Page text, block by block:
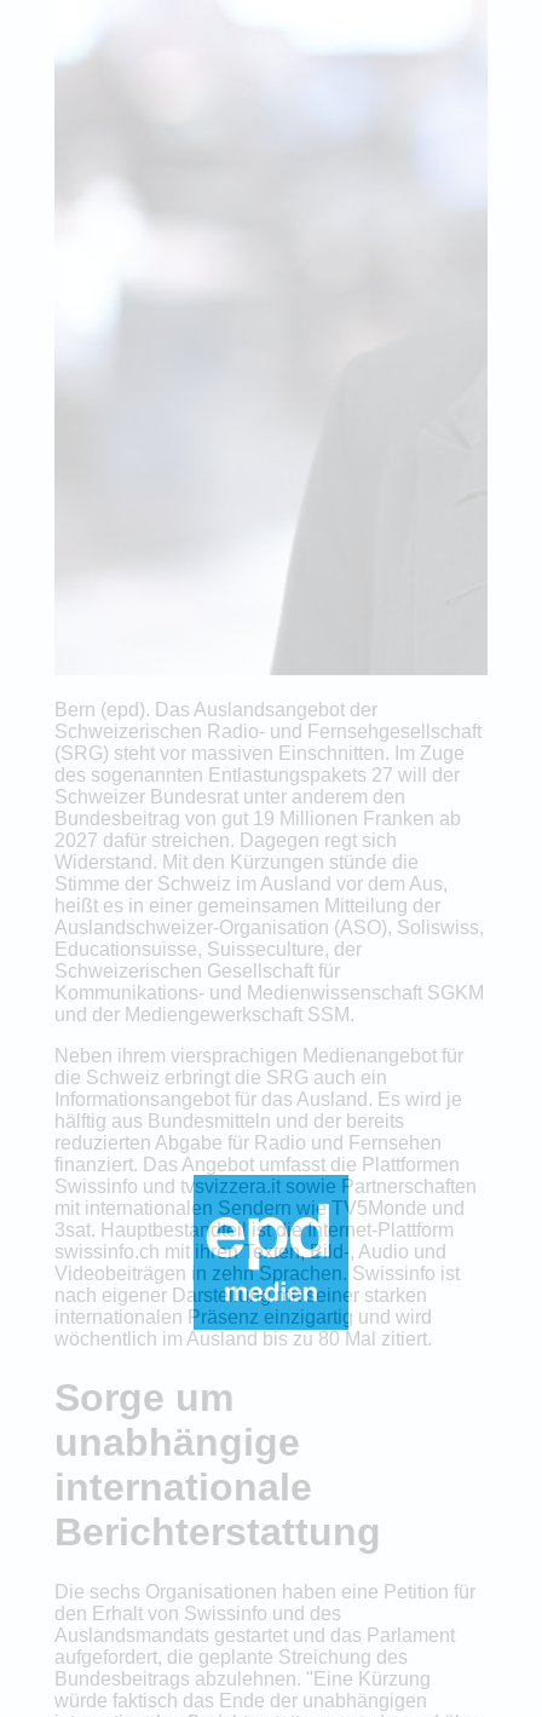
Bern (epd). Das Auslandsangebot der
Schweizerischen Radio- und Fernsehgesellschaft
(SRG) steht vor massiven Einschnitten. Im Zuge
des sogenannten Entlastungspakets 27 will der
Schweizer Bundesrat unter anderem den
Bundesbeitrag von gut 19 Millionen Franken ab
2027 dafür streichen. Dagegen regt sich
Widerstand. Mit den Kürzungen stünde die
Stimme der Schweiz im Ausland vor dem Aus,
heißt es in einer gemeinsamen Mitteilung der
Auslandschweizer-Organisation (ASO), Soliswiss,
Educationsuisse, Suisseculture, der
Schweizerischen Gesellschaft für
Kommunikations- und Medienwissenschaft SGKM
und der Mediengewerkschaft SSM.
Neben ihrem viersprachigen Medienangebot für
die Schweiz erbringt die SRG auch ein
Informationsangebot für das Ausland. Es wird je
hälftig aus Bundesmitteln und der bereits
reduzierten Abgabe für Radio und Fernsehen
finanziert. Das Angebot umfasst die Plattformen
Swissinfo und tvsvizzera.it sowie Partnerschaften
mit internationalen Sendern wie TV5Monde und
3sat. Hauptbestandteil ist die Internet-Plattform
swissinfo.ch mit ihren Texten, Bild-, Audio und
Videobeiträgen in zehn Sprachen. Swissinfo ist
nach eigener Darstellung mit seiner starken
internationalen Präsenz einzigartig und wird
wöchentlich im Ausland bis zu 80 Mal zitiert.
Sorge um
unabhängige
internationale
Berichterstattung
Die sechs Organisationen haben eine Petition für
den Erhalt von Swissinfo und des
Auslandsmandats gestartet und das Parlament
aufgefordert, die geplante Streichung des
Bundesbeitrags abzulehnen. "Eine Kürzung
würde faktisch das Ende der unabhängigen